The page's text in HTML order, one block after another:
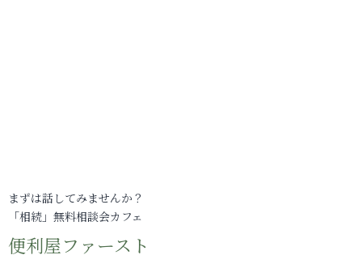
まずは話してみませんか？
「相続」無料相談会カフェ
便利屋ファースト